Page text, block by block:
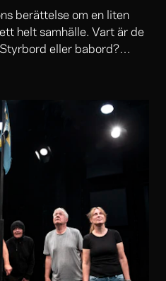
berättelse om en liten
helt samhälle. Vart är de
eller babord?
någon blir ett lätt
nå fram till utopin